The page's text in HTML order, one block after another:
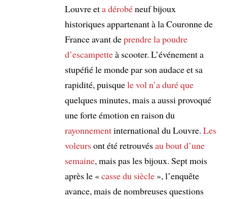
Louvre eta dérobéneuf bijoux
historiques appartenant à la Couronne de
France avant deprendre la poudre
d’escampetteà scooter. L’événement a
stupéfié le monde par son audace et sa
rapidité, puisquele vol n’a duré que
quelques minutes, mais a aussi provoqué
une forte émotion en raison du
rayonnementinternational du Louvre. Les
voleursont été retrouvésau bout d’une
semaine, mais pas les bijoux. Sept mois
après le «casse du siècle», l’enquête
avance, mais de nombreuses questions